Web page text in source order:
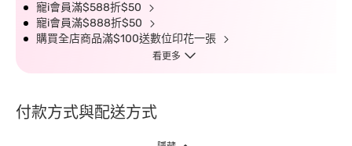
寵i會員滿$588折$50
寵i會員滿$888折$50
購買全店商品滿$100送數位印花一張
看更多
付款方式與配送方式